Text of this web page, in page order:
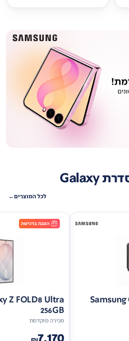
מכירה מוקדמת סדרת Galaxy
לכל המוצרים
Samsung
Z FOLD8 Ultra
256GB
מכירה מוקדמת